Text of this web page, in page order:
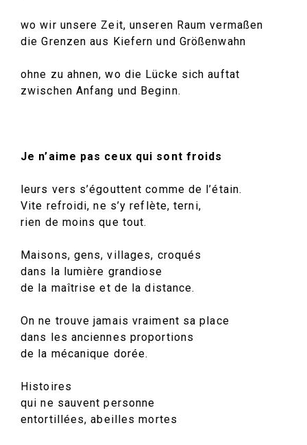
wo wir unsere Zeit, unseren Raum vermaßen
die Grenzen aus Kiefern und Größenwahn
ohne zu ahnen, wo die Lücke sich auftat
zwischen Anfang und Beginn.
Je n’aime pas ceux qui sont froids
leurs vers s’égouttent comme de l’étain.
Vite refroidi, ne s’y reflète, terni,
rien de moins que tout.
Maisons, gens, villages, croqués
dans la lumière grandiose
de la maîtrise et de la distance.
On ne trouve jamais vraiment sa place
dans les anciennes proportions
de la mécanique dorée.
Histoires
qui ne sauvent personne
entortillées, abeilles mortes